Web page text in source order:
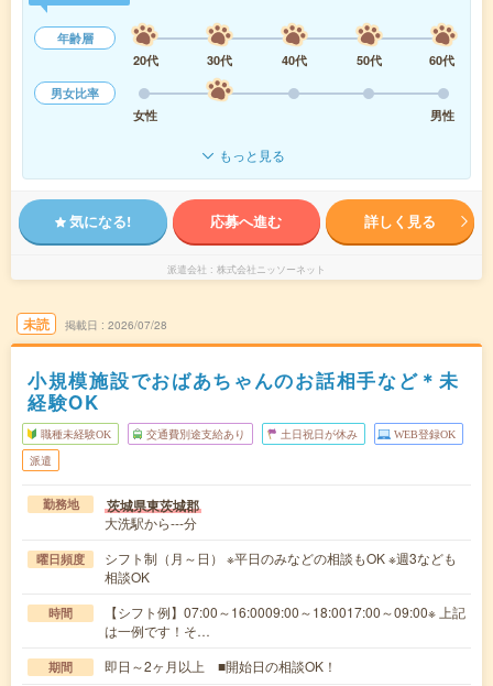
年齢層
20代
30代 40代 50代
60代
男女比率
女性
男性
もっと見る
気になる! 応募へ進む 詳しく見る
派遣会社 株式会社ニッソーネット
未読 掲載日 2026/07/28
小規模施設でおばあちゃんのお話相手など＊未
経験OK
職種未経験OK 交通費別途支給あり 土日祝日が休み WEB登録OK
派遣
勤務地 茨城県東茨城郡
大洗駅から---分
曜日頻度
シフト制（月～日） ※平日のみなどの相談もOK ※週3なども
相談OK
時間
【シフト例】07:00～16:0009:00～18:0017:00～09:00※ 上記
は一例です！そ…
期間 即日～2ヶ月以上 ■開始日の相談OK！